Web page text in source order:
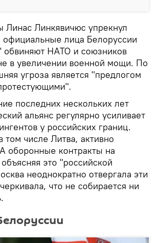
Линас Линкявичюс упрекнул
официальные лица Белоруссии
обвиняют НАТО и союзников
в увеличении военной мощи. По
угроза является "предлогом
последних нескольких лет
альянс регулярно усиливает
у российских границ.
том числе Литва, активно
оборонные контракты на
это "российской
неоднократно отвергала эти
что не собирается ни